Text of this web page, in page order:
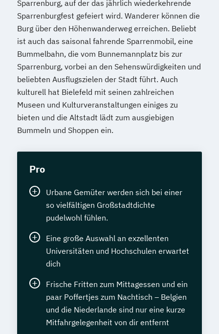
Sparrenburg, auf der das jährlich wiederkehrende
Sparrenburgfest gefeiert wird. Wanderer können die
Burg über den Höhenwanderweg erreichen. Beliebt
ist auch das saisonal fahrende Sparrenmobil, eine
Bummelbahn, die vom Bunnemannplatz bis zur
Sparrenburg, vorbei an den Sehenswürdigkeiten und
beliebten Ausflugszielen der Stadt führt. Auch
kulturell hat Bielefeld mit seinen zahlreichen
Museen und Kulturveranstaltungen einiges zu
bieten und die Altstadt lädt zum ausgiebigen
Bummeln und Shoppen ein.
Pro
Urbane Gemüter werden sich bei einer
so vielfältigen Großstadtdichte
pudelwohl fühlen.
Eine große Auswahl an exzellenten
Universitäten und Hochschulen erwartet
dich
Frische Fritten zum Mittagessen und ein
paar Poffertjes zum Nachtisch – Belgien
und die Niederlande sind nur eine kurze
Mitfahrgelegenheit von dir entfernt